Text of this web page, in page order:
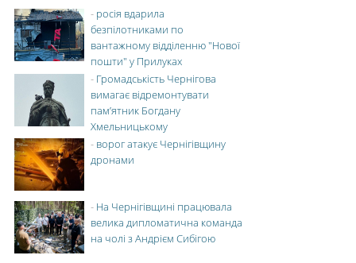
- росія вдарила
безпілотниками по
вантажному відділенню "Нової
пошти" у Прилуках
- Громадськість Чернігова
вимагає відремонтувати
пам’ятник Богдану
Хмельницькому
- ворог атакує Чернігівщину
дронами
- На Чернігівщині працювала
велика дипломатична команда
на чолі з Андрієм Сибігою